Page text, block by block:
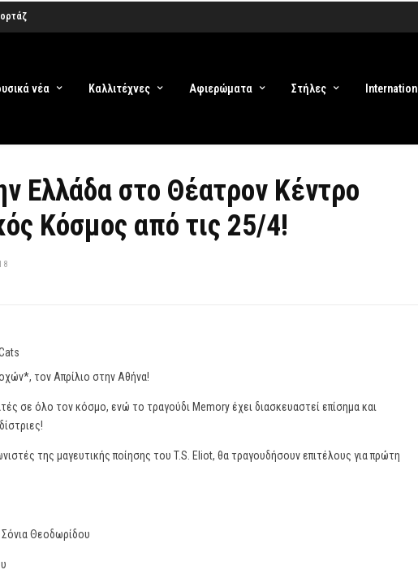
νέα Καλλιτέχνες Αφιερώματα Στήλες
Ελλάδα στο Θέατρον Κέντρο
Κόσμος από τις 25/4!
τον Απρίλιο στην Αθήνα!
σε όλο τον κόσμο, ενώ το τραγούδι Memory έχει διασκευαστεί επίσημα και
της μαγευτικής ποίησης του T.S. Eliot, θα τραγουδήσουν επιτέλους για πρώτη
Σόνια Θεοδωρίδου